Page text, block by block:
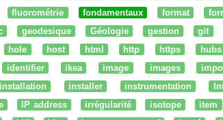
fluorométrie fondamentaux format
geodesique Géologie gestion git
hole host html http https hubs
identifier ikea image images
installation installer instrumentation
IP address irrégularité isotope item